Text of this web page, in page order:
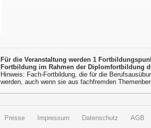
Für die Veranstaltung werden 1
Fortbildung im Rahmen der Diplomfortbildung
Hinweis: Fach-Fortbildung, die für die
werden, auch wenn sie aus fachfremden
Presse Impressum Datenschutz AGB